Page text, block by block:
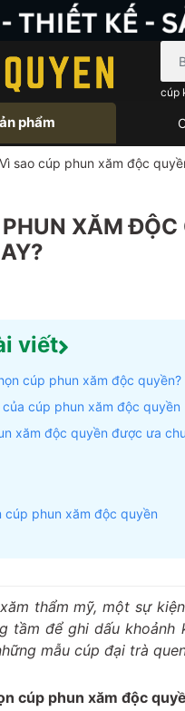
cúp
phẩm
Vì sao cúp phun xăm độc
XĂM
viết
cúp phun xăm độc quyền?
cúp phun xăm độc quyền
xăm độc quyền được ưa
cúp phun xăm độc quyền
thẩm mỹ, một sự
tầm để ghi dấu khoảnh
mẫu cúp đại trà
cúp phun xăm độc